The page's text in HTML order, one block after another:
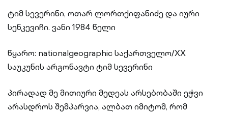
ტიმ სევერინი, ოთარ ლორთქიფანიძე და იური
სენკევიჩი. ვანი 1984 წელი
წყარო: nationalgeographic საქართველო/XX
საუკუნის არგონავტი ტიმ სევერინი
პირადად მე მითიური მედეას არსებობაში ეჭვი
არასდროს შემპარვია, ალბათ იმიტომ, რომ